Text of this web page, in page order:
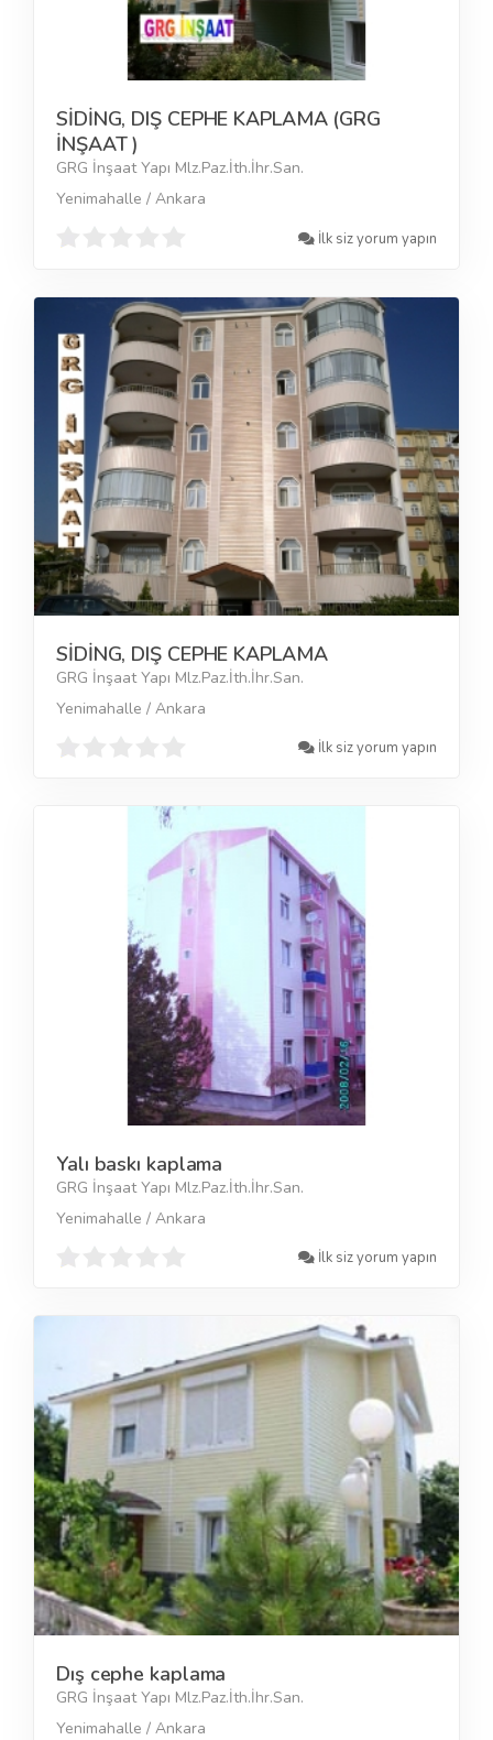
SİDİNG, DIŞ CEPHE KAPLAMA (GRG
İNŞAAT )
GRG İnşaat Yapı Mlz.Paz.İth.İhr.San.
Yenimahalle / Ankara
İlk siz yorum yapın
SİDİNG, DIŞ CEPHE KAPLAMA
GRG İnşaat Yapı Mlz.Paz.İth.İhr.San.
Yenimahalle / Ankara
İlk siz yorum yapın
Yalı baskı kaplama
GRG İnşaat Yapı Mlz.Paz.İth.İhr.San.
Yenimahalle / Ankara
İlk siz yorum yapın
Dış cephe kaplama
GRG İnşaat Yapı Mlz.Paz.İth.İhr.San.
Yenimahalle / Ankara